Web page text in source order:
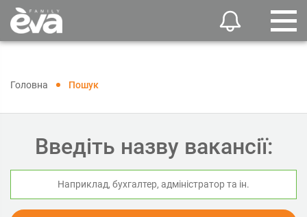
Головна Пошук
Введіть назву вакансії: